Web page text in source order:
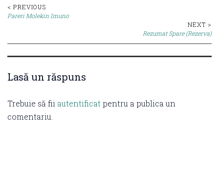
Post
< PREVIOUS
Pareri Molekin Imuno
NEXT >
Rezumat Spare (Rezerva)
Lasă un răspuns
Trebuie să fii autentificat pentru a publica un
comentariu.